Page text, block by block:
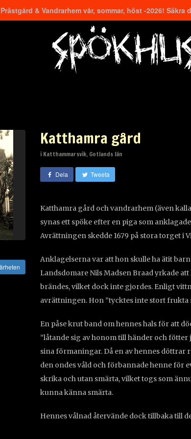
& Vandrarhem vår, sommar, höst -2026!
Katthamra gård
i Katthammarsvik, Gotlands län
Dela Tweeta
Katthamra gård och vandrarhem (även
synas ett spöke efter en piga som
Avrättningen skedde 1679 på stora torget i
Anklagelserna var att hon skulle ha ätit
Landsdomare Nils Madsen Braad yrkade
brändes, vilket dock inte gjordes. Enligt
avrättningen. Hon ”tycktes inte stort
En påse krut band om hennes hals för att
”låtande sig av honom till händer och fötter
sina förmaningar. Då en av hennes döttrar
den ondes våld och förbannade henne för
skrika och utan smärta, vilket togs som
kunna känna smärta.
Hennes vålnad återvände dock tillbaka till